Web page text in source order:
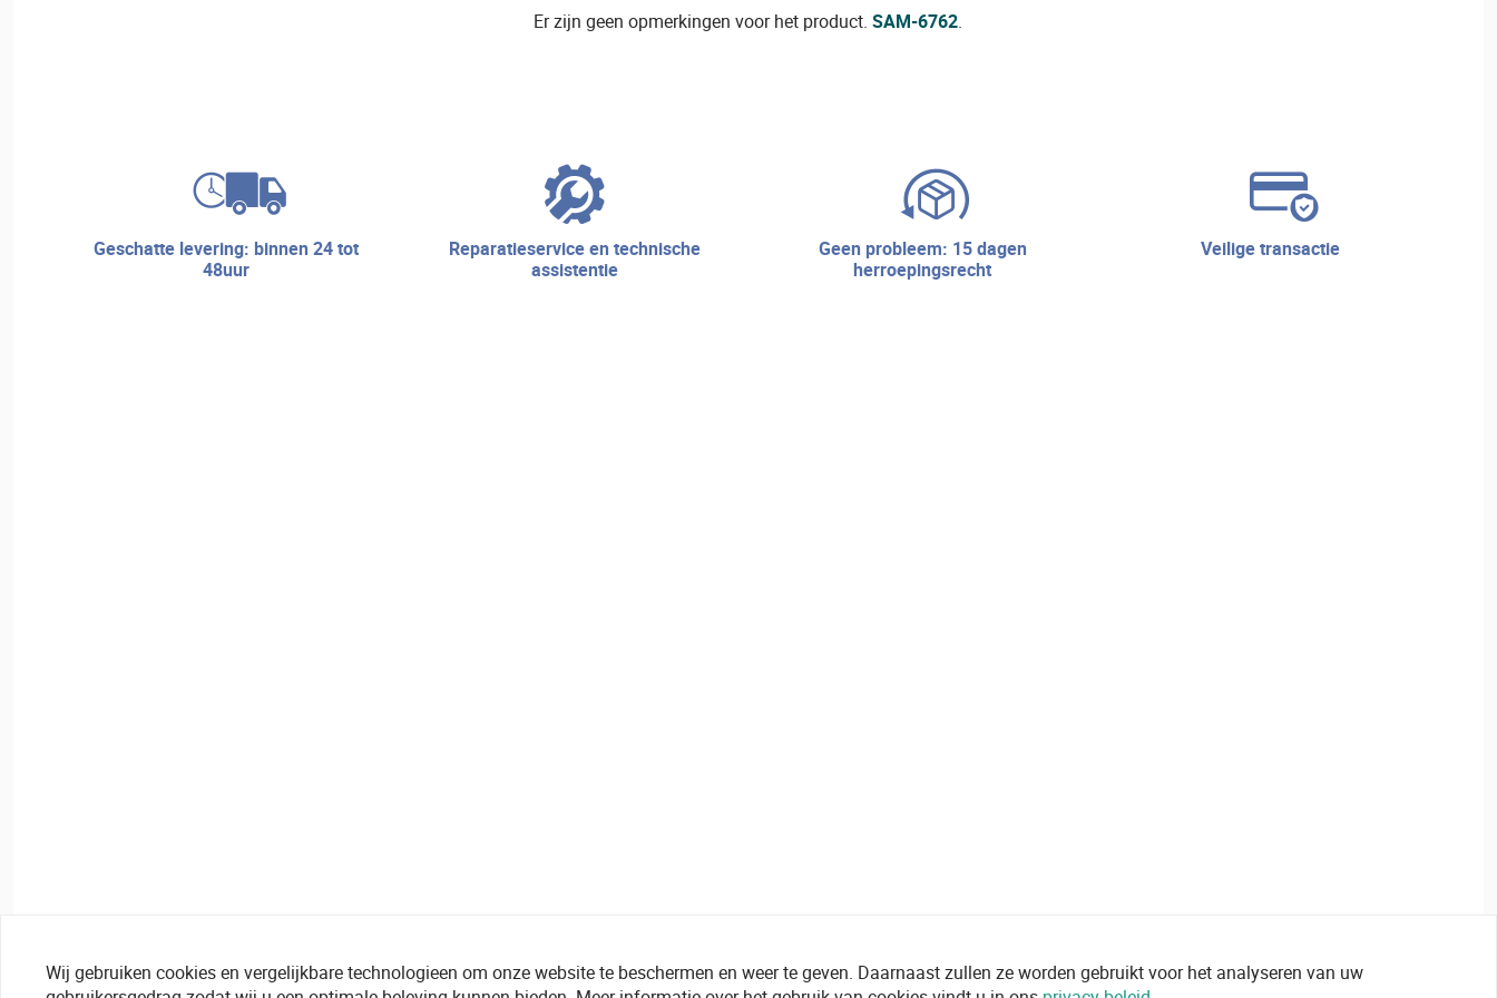
Er zijn geen opmerkingen voor het product.SAM-6762.
geschatte levering: binnen 24 tot
48uur
reparatieservice en technische
assistentie
geen probleem: 15 dagen
herroepingsrecht
veilige transactie
Wij gebruiken cookies en vergelijkbare technologieen om onze website te beschermen en weer te geven. Daarnaast zullen ze worden gebruikt voor het analyseren van uw